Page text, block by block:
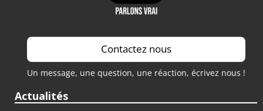
Contactez nous
Un message, une question, une réaction, écrivez nous !
Actualités